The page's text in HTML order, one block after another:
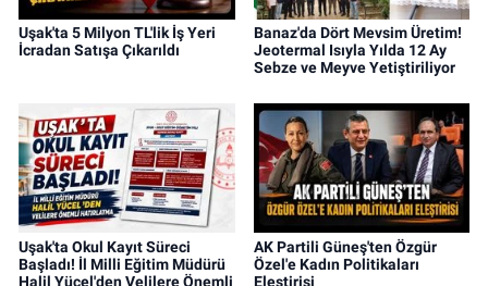
Uşak'ta 5 Milyon TL'lik İş Yeri
İcradan Satışa Çıkarıldı
Banaz'da Dört Mevsim Üretim!
Jeotermal Isıyla Yılda 12 Ay
Sebze ve Meyve Yetiştiriliyor
Uşak'ta Okul Kayıt Süreci
Başladı! İl Milli Eğitim Müdürü
Halil Yücel'den Velilere Önemli
AK Partili Güneş'ten Özgür
Özel'e Kadın Politikaları
Eleştirisi